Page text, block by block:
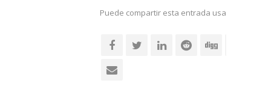
Puede compartir esta entrada usando sus